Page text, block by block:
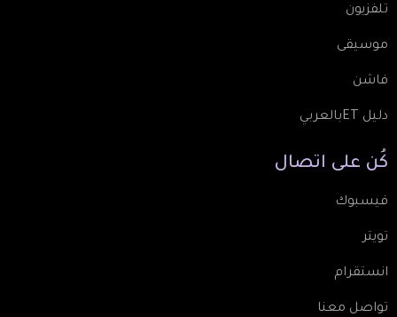
تلفزيون
موسيقى
فاشن
دليل ETبالعربي
كُن على اتصال
فيسبوك
تويتر
انستقرام
تواصل معنا